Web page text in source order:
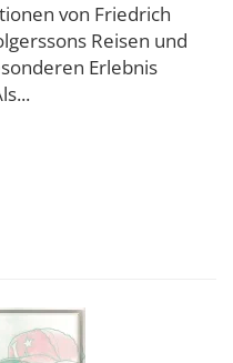
von Friedrich
Reisen und
Erlebnis